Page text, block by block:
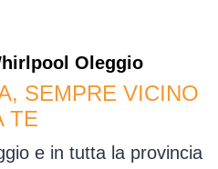
Oleggio
SEMPRE VICINO
TE
e in tutta la provincia